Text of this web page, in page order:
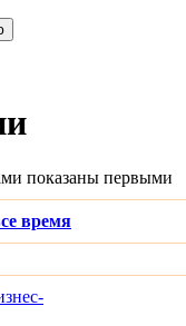
показаны первыми
время